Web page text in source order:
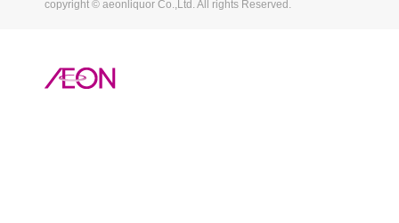
copyright © aeonliquor Co.,Ltd. All rights Reserved.